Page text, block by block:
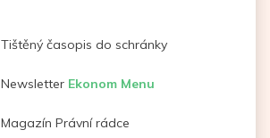
Tištěný časopis do schránky
Newsletter Ekonom Menu
Magazín Právní rádce